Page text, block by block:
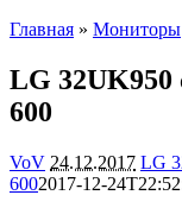
Главная » Мониторы
LG 32UK950
600
VoV 24.12.2017 LG
6002017-12-